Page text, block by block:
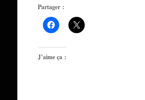
Partager :
J’aime ça :